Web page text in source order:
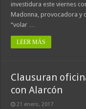
investidura este viernes
Madonna, provocadora y
“volar …
LEER MÁS
Clausuran
con Alarcón
21 enero, 2017